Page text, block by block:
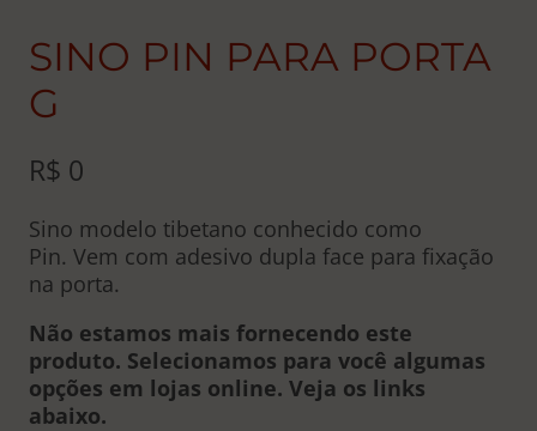
SINO PIN PARA PORTA
G
R$ 0
Sino modelo tibetano conhecido como
Pin. Vem com adesivo dupla face para fixação
na porta.
Não estamos mais fornecendo este
produto. Selecionamos para você algumas
opções em lojas online. Veja os links
abaixo.